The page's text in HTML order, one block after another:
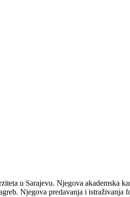
u Sarajevu. Njegova akademska
Njegova predavanja i istraživanja